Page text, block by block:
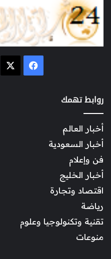
فيسبوك
روابط تهمك
أخبار العالم
أخبار السعودية
فن وإعلام
أخبار الخليج
اقتصاد وتجارة
رياضة
تقنية وتكنولوجيا وعلوم
منوعات